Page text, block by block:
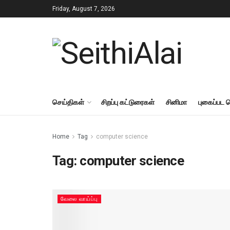
Friday, August 7, 2026
செய்திகள் சிறப்பு கட்டுரைகள் சினிமா புகைப்பட
Home Tag computer science
Tag: computer science
வேலை வாய்ப்பு